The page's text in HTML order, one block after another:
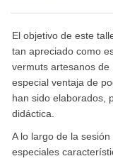
El objetivo de este
tan apreciado como
vermuts artesanos
especial ventaja de
han sido elaborados,
didáctica.
A lo largo de la
especiales